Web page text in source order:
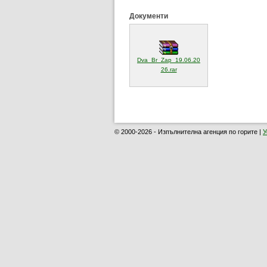
Документи
Dva_Br_Zap_19.06.20
26.rar(отваря се в нов прозорец)
© 2000-2026 - Изпълнителна агенция по горите |